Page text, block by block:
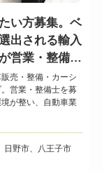
い方募集。ベ
出される輸入
営業・整備士
売・整備・カーシ
営業・整備士を募
が整い、自動車業
日野市、八王子市